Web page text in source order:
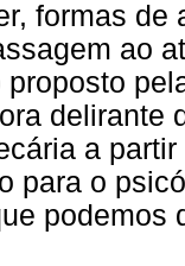
formas de
ao
delirante
a
para o
podemos